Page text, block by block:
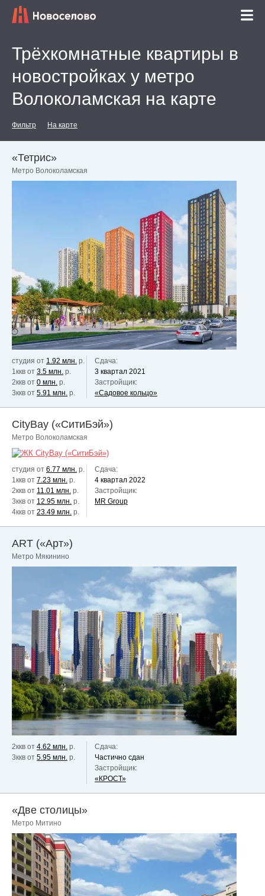
Трёхкомнатные квартиры в
новостройках у метро
Волоколамская на карте
Фильтр На карте
«Тетрис»
Метро Волоколамская
студия от 1.92 млн. р.
1ккв от 3.5 млн. р.
2ккв от 0 млн. р.
3ккв от 5.91 млн. р.
Сдача:
3 квартал 2021
Застройщик:
«Садовое кольцо»
CityBay («СитиБэй»)
Метро Волоколамская
студия от 6.77 млн. р.
1ккв от 7.23 млн. р.
2ккв от 11.01 млн. р.
3ккв от 12.95 млн. р.
4ккв от 23.49 млн. р.
Сдача:
4 квартал 2022
Застройщик:
MR Group
ART («Арт»)
Метро Мякинино
2ккв от 4.62 млн. р.
3ккв от 5.95 млн. р.
Сдача:
Частично сдан
Застройщик:
«КРОСТ»
«Две столицы»
Метро Митино